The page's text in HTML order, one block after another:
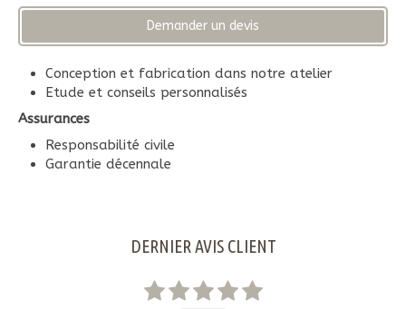
Demander un devis
Conception et fabrication dans notre atelier
Etude et conseils personnalisés
Assurances
Responsabilité civile
Garantie décennale
DERNIER AVIS CLIENT